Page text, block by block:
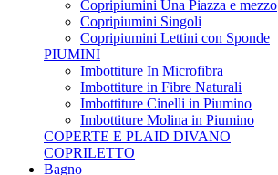
Copripiumini Una Piazza e mezzo
Copripiumini Singoli
Copripiumini Lettini con Sponde
PIUMINI
Imbottiture In Microfibra
Imbottiture in Fibre Naturali
Imbottiture Cinelli in Piumino
Imbottiture Molina in Piumino
COPERTE E PLAID DIVANO
COPRILETTO
Bagno